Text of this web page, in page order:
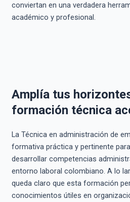
conviertan en una verdadera
académico y profesional.
Amplía tus
formación técnica
La Técnica en administración de
formativa práctica y pertinente
desarrollar competencias
entorno laboral colombiano. A lo
queda claro que esta formación
conocimientos útiles en